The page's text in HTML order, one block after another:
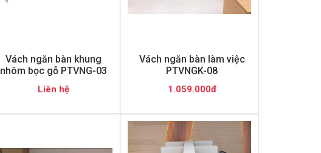
Vách ngăn bàn khung
nhôm bọc gỗ PTVNG-03
Liên hệ
Vách ngăn bàn làm việc
PTVNGK-08
1.059.000đ